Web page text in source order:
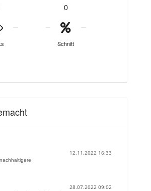
0
Schnitt
12.11.2022 16:33
28.07.2022 09:02